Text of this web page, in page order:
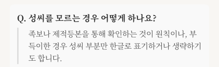
Q. 성씨를 모르는 경우 어떻게 하나요?
족보나 제적등본을 통해 확인하는 것이 원칙이나, 부
득이한 경우 성씨 부분만 한글로 표기하거나 생략하기
도 합니다.